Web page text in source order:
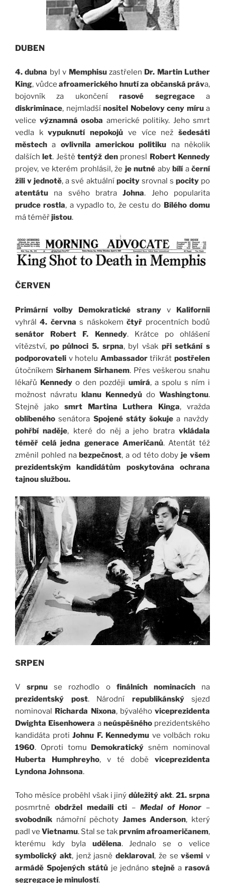
DUBEN
4. dubna byl v Memphisuzastřelen Dr. Martin Luther
King, vůdce afroamerického hnutí za občanská práva,
bojovník za ukončenírasové segregacea
diskriminace, nejmladší nositel Nobelovy ceny mírua
velice významná osoba americké politiky. Jeho smrt
vedla kvypuknutí nepokojů ve více než šedesáti
městech a ovlivnila americkou politiku na několik
dalšíchlet. Ještětentýž denpronesl Robert Kennedy
projev, ve kterém prohlásil, že je nutné aby bílí a černí
žili v jednotě, a své aktuální pocitysrovnal s pocitypo
atentátu na svého bratraJohna. Jeho popularita
prudce rostla, a vypadlo to, že cestu do Bílého domu
má téměřjistou.
ČERVEN
Primární volby Demokratické stranyv Kalifornii
vyhrál4. června s náskokem čtyř procentních bodů
senátor Robert F. Kennedy. Krátce po ohlášení
vítězství, po půlnoci 5. srpna, byl však při setkání s
podporovateli v hotelu Ambassadortřikrátpostřelen
útočníkem Sirhanem Sirhanem. Přes veškerou snahu
lékařů Kennedy o den později umírá, a spolu s ním i
možnost návratu klanu Kennedyů do Washingtonu.
Stejně jako smrt Martina Luthera Kinga, vražda
oblíbeného senátora Spojené státy šokujea navždy
pohřbí naděje, které do něj a jeho bratra vkládala
téměř celá jedna generace Američanů. Atentát též
změnil pohled nabezpečnost, a od této dobyje všem
prezidentským kandidátům poskytována ochrana
tajnou službou.
SRPEN
Vsrpnu se rozhodlo o finálních nominacíchna
prezidentský post. Národní republikánskýsjezd
nominoval Richarda Nixona, bývalého viceprezidenta
Dwighta Eisenhowera a neúspěšnéhoprezidentského
kandidáta protiJohnu F. Kennedymu ve volbách roku
1960. Oproti tomu Demokratický sněm nominoval
Huberta Humphreyho, v té době viceprezidenta
Lyndona Johnsona.
Toho měsíce proběhl však i jinýdůležitý akt.21. srpna
posmrtně obdržel medaili cti – Medal of Honor –
svobodník námořní pěchoty James Anderson, který
padl ve Vietnamu. Stal se takprvním afroameričanem,
kterému kdy bylaudělena. Jednalo se o velice
symbolický akt, jenž jasně deklaroval, že sevšemi v
armádě Spojených státůje jednánostejně arasová
segregace je minulostí.